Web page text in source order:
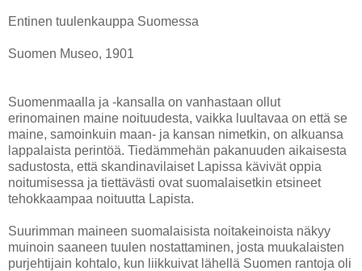
Entinen tuulenkauppa Suomessa
Suomen Museo, 1901
Suomenmaalla ja -kansalla on vanhastaan ollut
erinomainen maine noituudesta, vaikka luultavaa on että se
maine, samoinkuin maan- ja kansan nimetkin, on alkuansa
lappalaista perintöä. Tiedämmehän pakanuuden aikaisesta
sadustosta, että skandinavilaiset Lapissa kävivät oppia
noitumisessa ja tiettävästi ovat suomalaisetkin etsineet
tehokkaampaa noituutta Lapista.
Suurimman maineen suomalaisista noitakeinoista näkyy
muinoin saaneen tuulen nostattaminen, josta muukalaisten
purjehtijain kohtalo, kun liikkuivat lähellä Suomen rantoja oli